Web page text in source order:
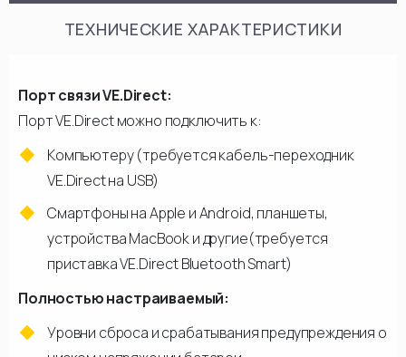
ТЕХНИЧЕСКИЕ ХАРАКТЕРИСТИКИ
Порт связи VE.Direct:
Порт VE.Direct можно подключить к:
Компьютеру (требуется кабель-переходник
VE.Direct на USB)
Смартфоны на Apple и Android, планшеты,
устройства MacBook и другие(требуется
приставка VE.Direct Bluetooth Smart)
Полностью настраиваемый:
Уровни сброса и срабатывания предупреждения о